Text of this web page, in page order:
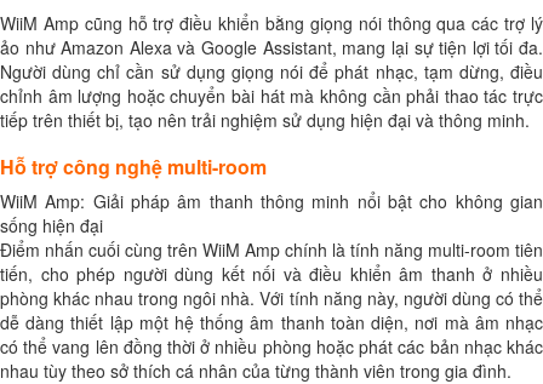
WiiM Amp cũng hỗ trợ điều khiển bằng giọng nói thông qua các trợ lý
ảo như Amazon Alexa và Google Assistant, mang lại sự tiện lợi tối đa.
Người dùng chỉ cần sử dụng giọng nói để phát nhạc, tạm dừng, điều
chỉnh âm lượng hoặc chuyển bài hát mà không cần phải thao tác trực
tiếp trên thiết bị, tạo nên trải nghiệm sử dụng hiện đại và thông minh.
Hỗ trợ công nghệ multi-room
WiiM Amp: Giải pháp âm thanh thông minh nổi bật cho không gian
sống hiện đại
Điểm nhấn cuối cùng trên WiiM Amp chính là tính năng multi-room tiên
tiến, cho phép người dùng kết nối và điều khiển âm thanh ở nhiều
phòng khác nhau trong ngôi nhà. Với tính năng này, người dùng có thể
dễ dàng thiết lập một hệ thống âm thanh toàn diện, nơi mà âm nhạc
có thể vang lên đồng thời ở nhiều phòng hoặc phát các bản nhạc khác
nhau tùy theo sở thích cá nhân của từng thành viên trong gia đình.